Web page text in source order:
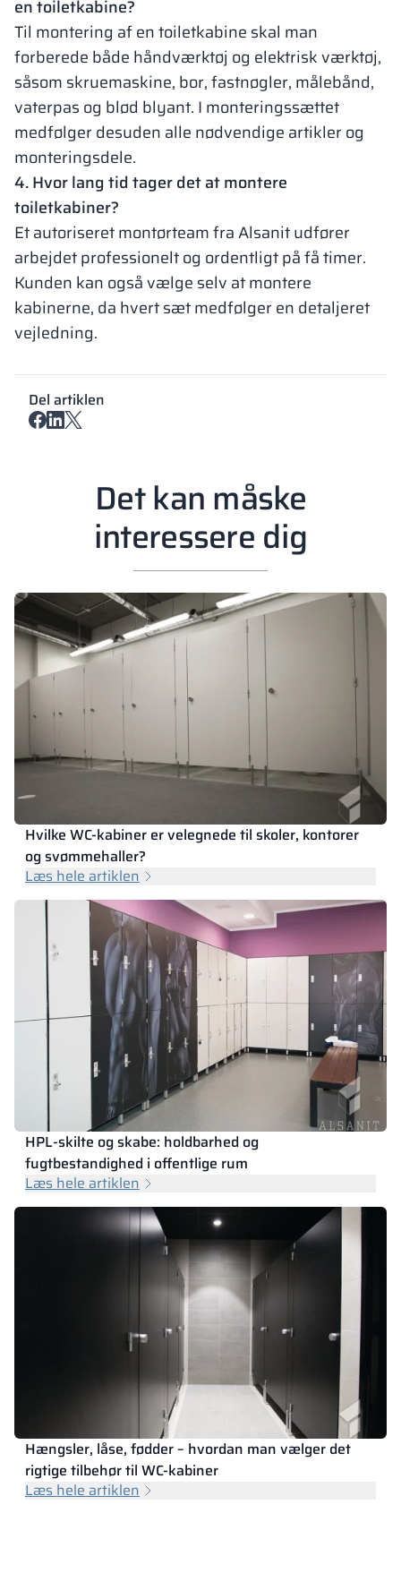
en toiletkabine?
Til montering af en toiletkabine skal man
forberede både håndværktøj og elektrisk værktøj,
såsom skruemaskine, bor, fastnøgler, målebånd,
vaterpas og blød blyant. I monteringssættet
medfølger desuden alle nødvendige artikler og
monteringsdele.
4. Hvor lang tid tager det at montere
toiletkabiner?
Et autoriseret montørteam fra Alsanit udfører
arbejdet professionelt og ordentligt på få timer.
Kunden kan også vælge selv at montere
kabinerne, da hvert sæt medfølger en detaljeret
vejledning.
Del artiklen
Det kan måske
interessere dig
Hvilke WC-kabiner er velegnede til skoler, kontorer
og svømmehaller?
Læs hele artiklen
HPL-skilte og skabe: holdbarhed og
fugtbestandighed i offentlige rum
Læs hele artiklen
Hængsler, låse, fødder – hvordan man vælger det
rigtige tilbehør til WC-kabiner
Læs hele artiklen